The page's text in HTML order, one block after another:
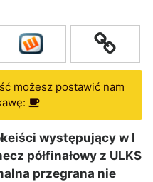
możesz postawić nam
występujący w I
półfinałowy z ULKS
przegrana nie